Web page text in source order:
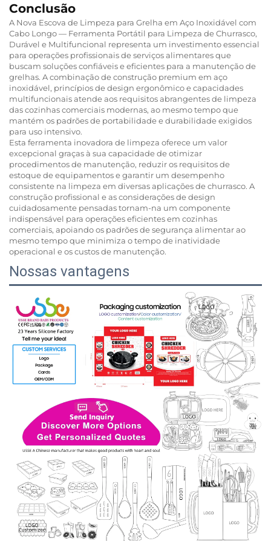
Conclusão
A Nova Escova de Limpeza para Grelha em Aço Inoxidável com
Cabo Longo — Ferramenta Portátil para Limpeza de Churrasco,
Durável e Multifuncional representa um investimento essencial
para operações profissionais de serviços alimentares que
buscam soluções confiáveis e eficientes para a manutenção de
grelhas. A combinação de construção premium em aço
inoxidável, princípios de design ergonômico e capacidades
multifuncionais atende aos requisitos abrangentes de limpeza
das cozinhas comerciais modernas, ao mesmo tempo que
mantém os padrões de portabilidade e durabilidade exigidos
para uso intensivo.
Esta ferramenta inovadora de limpeza oferece um valor
excepcional graças à sua capacidade de otimizar
procedimentos de manutenção, reduzir os requisitos de
estoque de equipamentos e garantir um desempenho
consistente na limpeza em diversas aplicações de churrasco. A
construção profissional e as considerações de design
cuidadosamente pensadas tornam-na um componente
indispensável para operações eficientes em cozinhas
comerciais, apoiando os padrões de segurança alimentar ao
mesmo tempo que minimiza o tempo de inatividade
operacional e os custos de manutenção.
Nossas vantagens